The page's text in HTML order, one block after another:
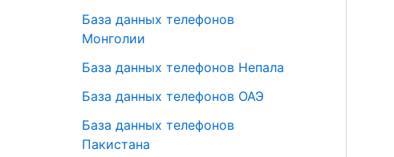
База данных телефонов
Монголии
База данных телефонов Непала
База данных телефонов ОАЭ
База данных телефонов
Пакистана